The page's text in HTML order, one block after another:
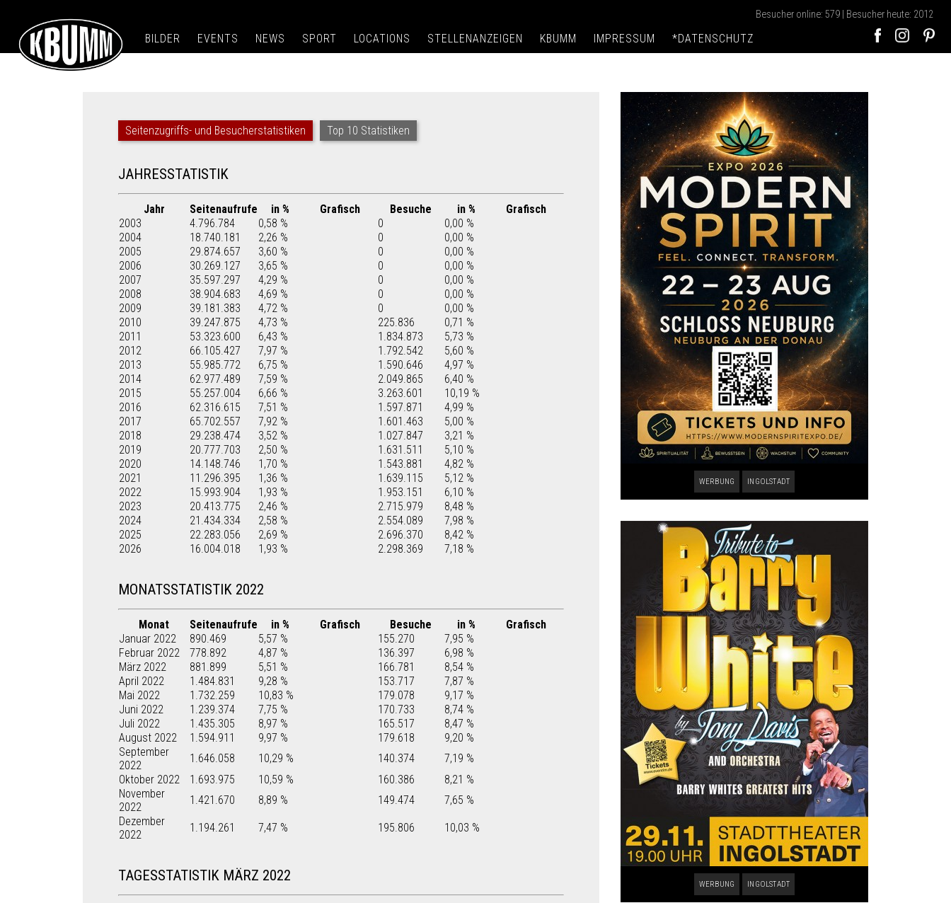
Besucher online: 579 | Besucher heute: 2012
BILDER EVENTS NEWS SPORT LOCATIONS STELLENANZEIGEN KBUMM IMPRESSUM *DATENSCHUTZ
Seitenzugriffs- und Besucherstatistiken Top 10 Statistiken
JAHRESSTATISTIK
Jahr Seitenaufrufe in % Grafisch Besuche in %
Grafisch
2003
4.796.784 0,58 % 0
0,00 %
2004
18.740.181 2,26 % 0
0,00 %
2005
29.874.657 3,60 % 0
0,00 %
2006
30.269.127 3,65 % 0
0,00 %
2007
35.597.297 4,29 % 0
0,00 %
2008
38.904.683 4,69 % 0
0,00 %
2009
39.181.383 4,72 % 0
0,00 %
2010
39.247.875 4,73 % 225.836
0,71 %
2011
53.323.600 6,43 % 1.834.873
5,73 %
2012
66.105.427 7,97 % 1.792.542
5,60 %
2013
55.985.772 6,75 % 1.590.646
4,97 %
2014
62.977.489 7,59 % 2.049.865
6,40 %
2015
55.257.004 6,66 % 3.263.601
10,19 %
2016
62.316.615 7,51 % 1.597.871
4,99 %
2017
65.702.557 7,92 % 1.601.463
5,00 %
2018
29.238.474 3,52 % 1.027.847
3,21 %
2019
20.777.703 2,50 % 1.631.511
5,10 %
2020
14.148.746 1,70 % 1.543.881
4,82 %
2021
11.296.395 1,36 % 1.639.115
5,12 %
2022
15.993.904 1,93 % 1.953.151
6,10 %
2023
20.413.775 2,46 % 2.715.979
8,48 %
2024
21.434.334 2,58 % 2.554.089
7,98 %
2025
22.283.056 2,69 % 2.696.370
8,42 %
2026
16.004.018 1,93 % 2.298.369 7,18 %
MONATSSTATISTIK 2022
Monat Seitenaufrufe in % Grafisch Besuche in %
Grafisch
Januar 2022
890.469 5,57 % 155.270
7,95 %
Februar 2022
778.892 4,87 % 136.397
6,98 %
März 2022
881.899 5,51 % 166.781
8,54 %
April 2022
1.484.831 9,28 % 153.717
7,87 %
Mai 2022
1.732.259 10,83 % 179.078
9,17 %
Juni 2022
1.239.374 7,75 % 170.733
8,74 %
Juli 2022
1.435.305 8,97 % 165.517
8,47 %
August 2022
1.594.911 9,97 % 179.618
9,20 %
September
2022
1.646.058 10,29 % 140.374
7,19 %
Oktober 2022
1.693.975 10,59 % 160.386
8,21 %
November
2022
1.421.670 8,89 % 149.474
7,65 %
Dezember
2022
1.194.261 7,47 % 195.806 10,03 %
TAGESSTATISTIK MÄRZ 2022
WERBUNG INGOLSTADT
WERBUNG INGOLSTADT